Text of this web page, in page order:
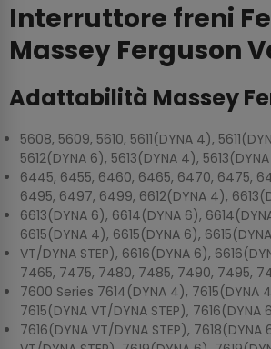
Interruttore freni
Massey Ferguson
Adattabilità Massey
5608, 5609, 5610, 5611(DYNA 4),
5612(DYNA 6), 5613(DYNA 4),
6445, 6455, 6460, 6465, 6470, 6475,
6495, 6497, 6499, 6612(DYNA 4),
6613(DYNA 6), 6614(DYNA 6),
6615(DYNA 4), 6615(DYNA 6), 6615(DYNA
VT/DYNA STEP), 6616(DYNA 6),
7465, 7475, 7480, 7485, 7490, 7495,
7600 Series 7614(DYNA 4), 7615(DYNA
7615(DYNA VT/DYNA STEP), 7616(DYNA
7616(DYNA VT/DYNA STEP), 7618(DYNA